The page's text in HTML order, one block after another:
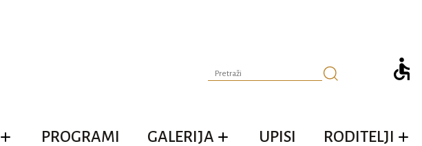
PROGRAMI GALERIJA UPISI RODITELJI